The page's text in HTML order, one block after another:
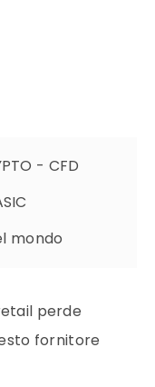
- CFD
mondo
perde
fornitore